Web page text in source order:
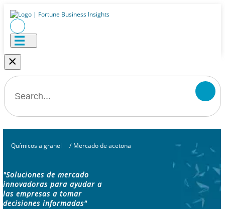
×
Químicos a granel / Mercado de acetona
"Soluciones de mercado
innovadoras para ayudar a
las empresas a tomar
decisiones informadas"